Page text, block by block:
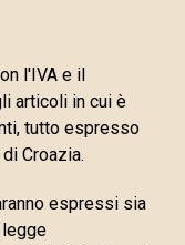
l'IVA e il
articoli in cui è
tutto espresso
Croazia.
espressi sia
legge